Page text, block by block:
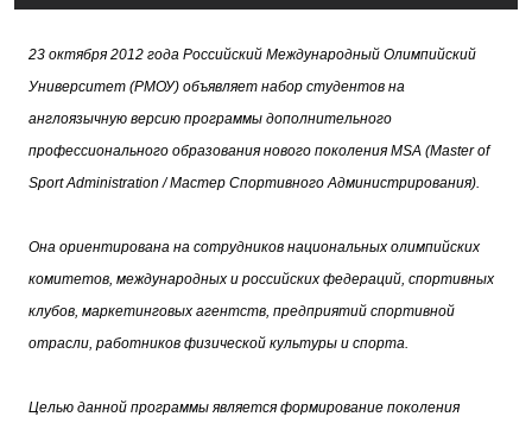
23 октября 2012 года Российский Международный Олимпийский
Университет (РМОУ) объявляет набор студентов на
англоязычную версию программы дополнительного
профессионального образования нового поколения MSA (Master of
Sport Administration / Мастер Спортивного Администрирования).
Она ориентирована на сотрудников национальных олимпийских
комитетов, международных и российских федераций, спортивных
клубов, маркетинговых агентств, предприятий спортивной
отрасли, работников физической культуры и спорта.
Целью данной программы является формирование поколения